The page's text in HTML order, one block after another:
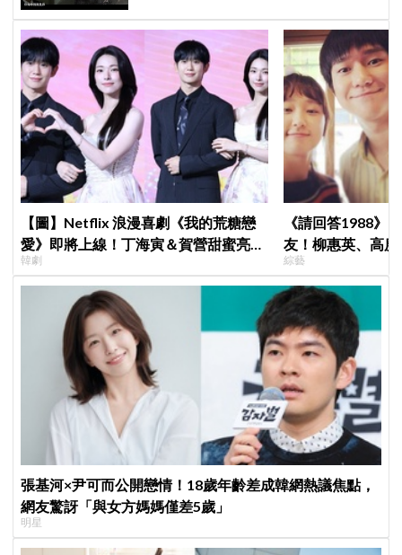
【圖】Netflix 浪漫喜劇《我的荒糖戀
愛》即將上線！丁海寅＆賀營甜蜜亮相
製作發表會，甜蜜CP化學反應引期待
韓劇
《請回答1988》
友！柳惠英、高
告公開，暖心互
綜藝
張基河×尹可而公開戀情！18歲年齡差成韓網熱議焦點，
網友驚訝「與女方媽媽僅差5歲」
明星